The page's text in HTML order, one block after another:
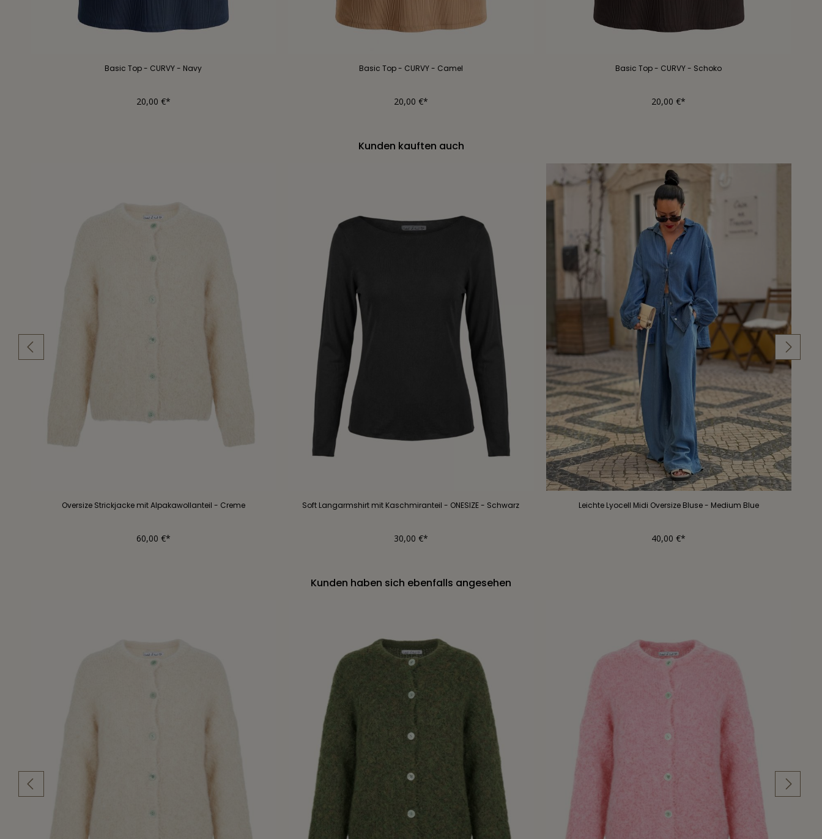
Basic Top - CURVY - Navy
20,00 €*
Basic Top - CURVY - Camel
20,00 €*
Basic Top - CURVY - Schoko
20,00 €*
Kunden kauften auch
Oversize Strickjacke mit Alpakawollanteil - Creme
60,00 €*
Soft Langarmshirt mit Kaschmiranteil - ONESIZE - Schwarz
30,00 €*
Leichte Lyocell Midi Oversize Bluse - Medium Blue
40,00 €*
Kunden haben sich ebenfalls angesehen